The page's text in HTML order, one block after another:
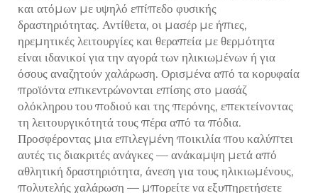
και ατόμων με υψηλό επίπεδο φυσικής
δραστηριότητας. Αντίθετα, οι μασέρ με ήπιες,
ηρεμητικές λειτουργίες και θεραπεία με θερμότητα
είναι ιδανικοί για την αγορά των ηλικιωμένων ή για
όσους αναζητούν χαλάρωση. Ορισμένα από τα κορυφαία
προϊόντα επικεντρώνονται επίσης στο μασάζ
ολόκληρου του ποδιού και της περόνης, επεκτείνοντας
τη λειτουργικότητά τους πέρα από τα πόδια.
Προσφέροντας μια επιλεγμένη ποικιλία που καλύπτει
αυτές τις διακριτές ανάγκες — ανάκαμψη μετά από
αθλητική δραστηριότητα, άνεση για τους ηλικιωμένους,
πολυτελής χαλάρωση — μπορείτε να εξυπηρετήσετε